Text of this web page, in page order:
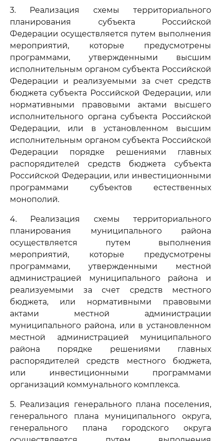
3. Реализация схемы территориального
планирования субъекта Российской
Федерации осуществляется путем выполнения
мероприятий, которые предусмотрены
программами, утвержденными высшим
исполнительным органом субъекта Российской
Федерации и реализуемыми за счет средств
бюджета субъекта Российской Федерации, или
нормативными правовыми актами высшего
исполнительного органа субъекта Российской
Федерации, или в установленном высшим
исполнительным органом субъекта Российской
Федерации порядке решениями главных
распорядителей средств бюджета субъекта
Российской Федерации, или инвестиционными
программами субъектов естественных
монополий.
4. Реализация схемы территориального
планирования муниципального района
осуществляется путем выполнения
мероприятий, которые предусмотрены
программами, утвержденными местной
администрацией муниципального района и
реализуемыми за счет средств местного
бюджета, или нормативными правовыми
актами местной администрации
муниципального района, или в установленном
местной администрацией муниципального
района порядке решениями главных
распорядителей средств местного бюджета,
или инвестиционными программами
организаций коммунального комплекса.
5. Реализация генерального плана поселения,
генерального плана муниципального округа,
генерального плана городского округа